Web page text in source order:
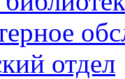
отдел